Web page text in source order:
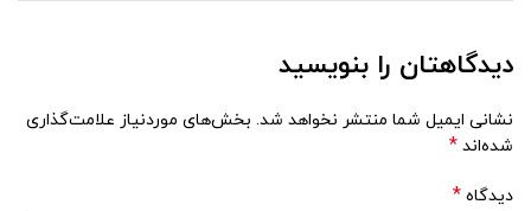
دیدگاهتان را بنویسید
نشانی ایمیل شما منتشر نخواهد شد. بخش‌های موردنیاز علامت‌گذاری
شده‌اند *
دیدگاه *